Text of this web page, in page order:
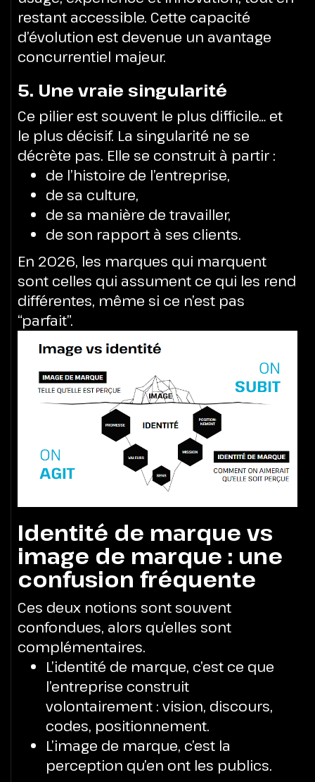
restant accessible. Cette capacité
d’évolution est devenue un avantage
concurrentiel majeur.
5. Une vraie singularité
Ce pilier est souvent le plus difficile… et
le plus décisif. La singularité ne se
décrète pas. Elle se construit à partir :
de l’histoire de l’entreprise,
de sa culture,
de sa manière de travailler,
de son rapport à ses clients.
En 2026, les marques qui marquent
sont celles qui assument ce qui les rend
différentes, même si ce n’est pas
“parfait”.
Identité de marque vs
image de marque : une
confusion fréquente
Ces deux notions sont souvent
confondues, alors qu’elles sont
complémentaires.
L’identité de marque, c’est ce que
l’entreprise construit
volontairement : vision, discours,
codes, positionnement.
L’image de marque, c’est la
perception qu’en ont les publics.